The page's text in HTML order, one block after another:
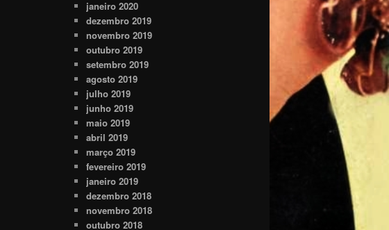
janeiro 2020
dezembro 2019
novembro 2019
outubro 2019
setembro 2019
agosto 2019
julho 2019
junho 2019
maio 2019
abril 2019
março 2019
fevereiro 2019
janeiro 2019
dezembro 2018
novembro 2018
outubro 2018